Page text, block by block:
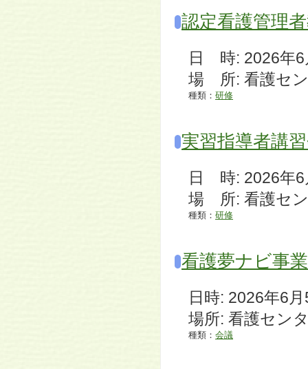
認定看護管理
日 時: 2026年6
場 所: 看護セ
種類： 研修
実習指導者講
日 時: 2026年6
場 所: 看護セ
種類： 研修
看護夢ナビ事
日時: 2026年6
場所: 看護セン
種類： 会議